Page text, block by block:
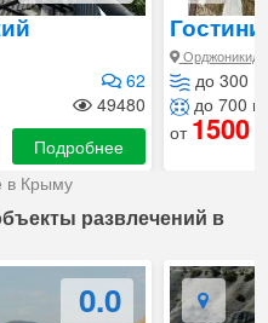
62
49480
Подробнее
до 300
до 700
от 1500
в Крыму
развлечений в
0.0